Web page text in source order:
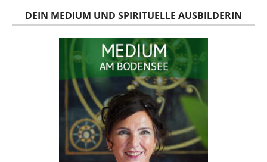
DEIN MEDIUM UND SPIRITUELLE AUSBILDERIN